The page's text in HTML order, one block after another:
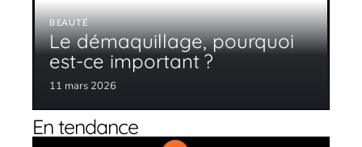
BEAUTÉ
Le démaquillage, pourquoi
est-ce important ?
11 mars 2026
En tendance